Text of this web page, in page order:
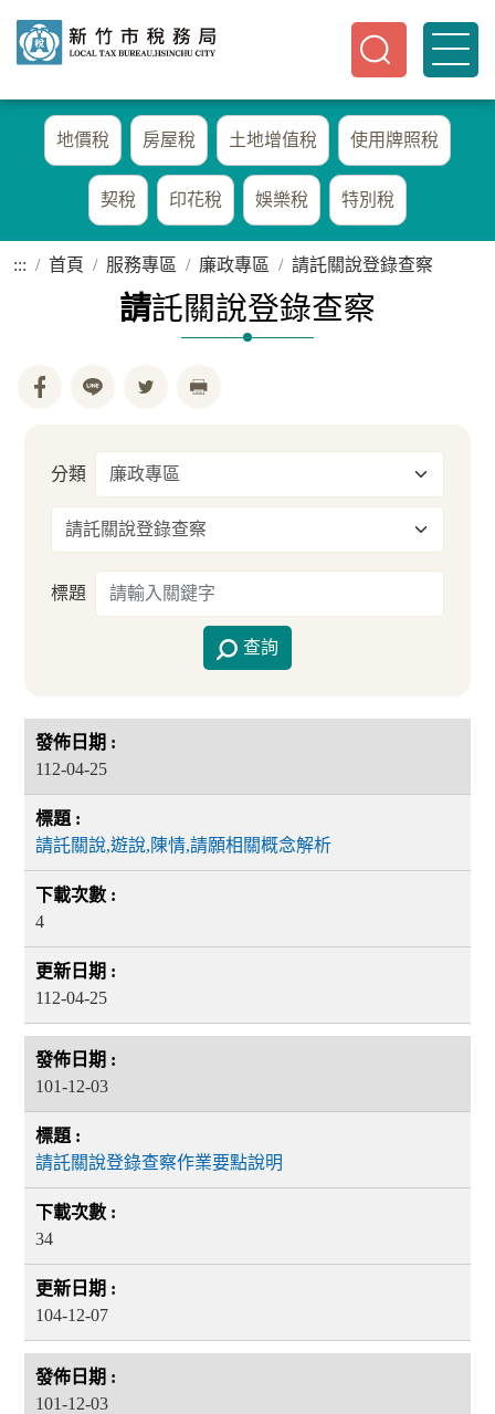
地價稅 房屋稅 土地增值稅 使用牌照稅
契稅 印花稅 娛樂稅 特別稅
::: 首頁 服務專區 廉政專區 請託關說登錄查察
請託關說登錄查察
分類
標題
查詢
112-04-25
請託關說,遊說,陳情,請願相關概念解析
4
112-04-25
101-12-03
請託關說登錄查察作業要點說明
34
104-12-07
101-12-03